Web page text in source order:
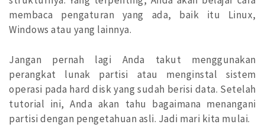
membaca pengaturan yang ada, baik itu Linux,
Windows atau yang lainnya.
Jangan pernah lagi Anda takut menggunakan
perangkat lunak partisi atau menginstal sistem
operasi pada hard disk yang sudah berisi data. Setelah
tutorial ini, Anda akan tahu bagaimana menangani
partisi dengan pengetahuan asli. Jadi mari kita mulai.